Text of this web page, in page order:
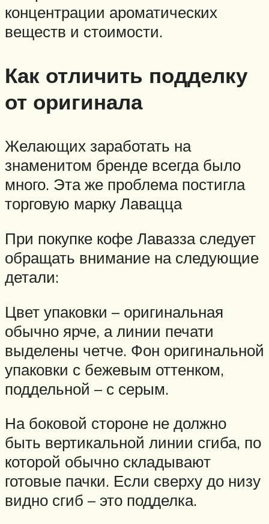
концентрации ароматических
веществ и стоимости.
Как отличить подделку
от оригинала
Желающих заработать на
знаменитом бренде всегда было
много. Эта же проблема постигла
торговую марку Лавацца
При покупке кофе Лавазза следует
обращать внимание на следующие
детали:
Цвет упаковки – оригинальная
обычно ярче, а линии печати
выделены четче. Фон оригинальной
упаковки с бежевым оттенком,
поддельной – с серым.
На боковой стороне не должно
быть вертикальной линии сгиба, по
которой обычно складывают
готовые пачки. Если сверху до низу
видно сгиб – это подделка.